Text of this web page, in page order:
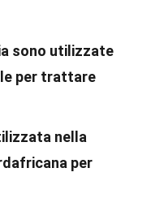
sono utilizzate
per trattare
nella
per